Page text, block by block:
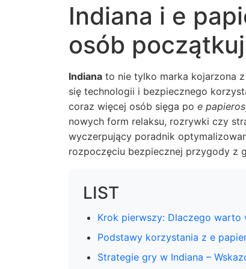
Indiana i e
osób
Indiana to nie tylko marka kojarzona
się technologii i bezpiecznego
coraz więcej osób sięga po e
nowych form relaksu, rozrywki czy
wyczerpujący poradnik
rozpoczęciu bezpiecznej przygody z
LIST
Krok pierwszy: Dlaczego warto
Podstawy korzystania z e
Strategie gry w Indiana –